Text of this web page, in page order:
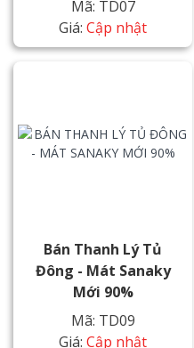
Mã: TD07
Giá: Cập nhật
Bán Thanh Lý Tủ
Đông - Mát Sanaky
Mới 90%
Mã: TD09
Giá: Cập nhật